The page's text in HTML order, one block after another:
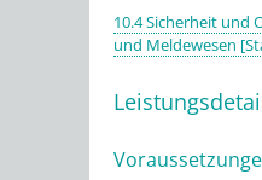
10.4 Sicherheit und
und Meldewesen